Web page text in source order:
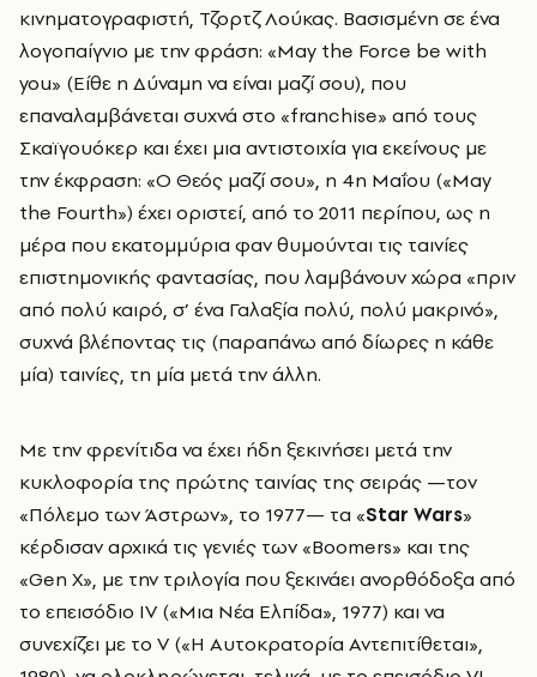
κινηματογραφιστή, Τζορτζ Λούκας. Βασισμένη σε ένα
λογοπαίγνιο με την φράση: «May the Force be with
you» (Είθε η Δύναμη να είναι μαζί σου), που
επαναλαμβάνεται συχνά στο «franchise» από τους
Σκαϊγουόκερ και έχει μια αντιστοιχία για εκείνους με
την έκφραση: «Ο Θεός μαζί σου», η 4η Μαΐου («May
the Fourth») έχει οριστεί, από το 2011 περίπου, ως η
μέρα που εκατομμύρια φαν θυμούνται τις ταινίες
επιστημονικής φαντασίας, που λαμβάνουν χώρα «πριν
από πολύ καιρό, σ’ ένα Γαλαξία πολύ, πολύ μακρινό»,
συχνά βλέποντας τις (παραπάνω από δίωρες η κάθε
μία) ταινίες, τη μία μετά την άλλη.
Με την φρενίτιδα να έχει ήδη ξεκινήσει μετά την
κυκλοφορία της πρώτης ταινίας της σειράς —τον
«Πόλεμο των Άστρων», το 1977— τα «Star Wars»
κέρδισαν αρχικά τις γενιές των «Boomers» και της
«Gen X», με την τριλογία που ξεκινάει ανορθόδοξα από
το επεισόδιο IV («Μια Νέα Ελπίδα», 1977) και να
συνεχίζει με το V («Η Αυτοκρατορία Αντεπιτίθεται»,